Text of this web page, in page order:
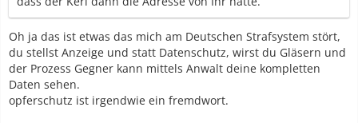
Oh ja das ist etwas das mich am Deutschen Strafsystem stört,
du stellst Anzeige und statt Datenschutz, wirst du Gläsern und
der Prozess Gegner kann mittels Anwalt deine kompletten
Daten sehen.
opferschutz ist irgendwie ein fremdwort.